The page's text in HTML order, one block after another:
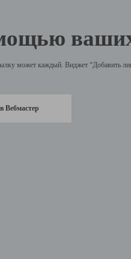
может каждый. Виджет “Добавить
Вебмастер